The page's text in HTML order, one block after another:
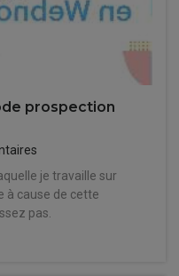
prospection
je travaille sur
à cause de cette
pas.